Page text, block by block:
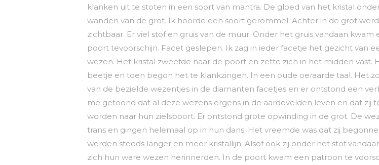
klanken uit te stoten in een soort van mantra. De gloed van het kristal
wanden van de grot. Ik hoorde een soort gerommel. Achter in de grot
zichtbaar. Er viel stof en gruis van de muur. Onder het gruis vandaan kwam
poort tevoorschijn. Facet geslepen. Ik zag in ieder facetje het gezicht van
wezen. Het kristal zweefde naar de poort en zette zich in het midden vast.
beetje en toen begon het te klankzingen. In een oude oeraarde taal. Het
van de bezielde wezentjes in de diamanten facetjes en er ontstond een
me getoond dat al deze wezens ergens in de aardevelden leven en dat zij
worden naar hun zielspoort. Er ontstond grote opwinding in de grot. De
trans en gingen helemaal op in hun dans. Het vreemde was dat zij
werden steeds langer en meer kristallijn. Alsof ook zij onder het stof
zich hun ware wezen herinnerden. In de poort kwam een patroon te